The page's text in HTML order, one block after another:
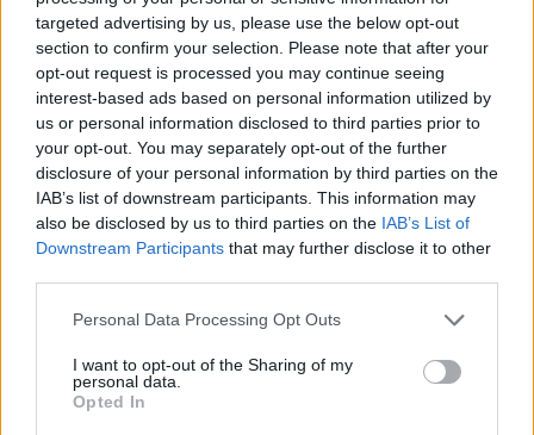
targeted advertising by us, please use the below opt-out
section to confirm your selection. Please note that after your
opt-out request is processed you may continue seeing
interest-based ads based on personal information utilized by
us or personal information disclosed to third parties prior to
your opt-out. You may separately opt-out of the further
disclosure of your personal information by third parties on the
IAB’s list of downstream participants. This information may
also be disclosed by us to third parties on the IAB’s List of
Downstream Participants that may further disclose it to other
Personal Data Processing Opt Outs
I want to opt-out of the Sharing of my
personal data.
Opted In
Save my name, email, and website in this browser for the
next time I comment.
Notify me of follow-up comments by email.
Notify me of new posts by email.